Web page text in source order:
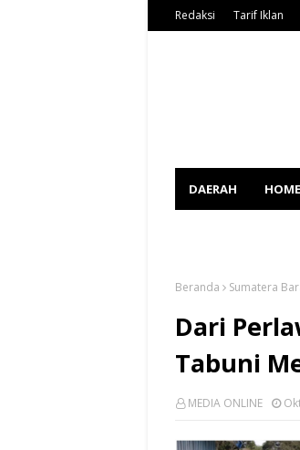
Redaksi Tarif Iklan
DAERAH HOME
Beranda Sumatera
Dari
Tabuni
MEDIA ONLINE